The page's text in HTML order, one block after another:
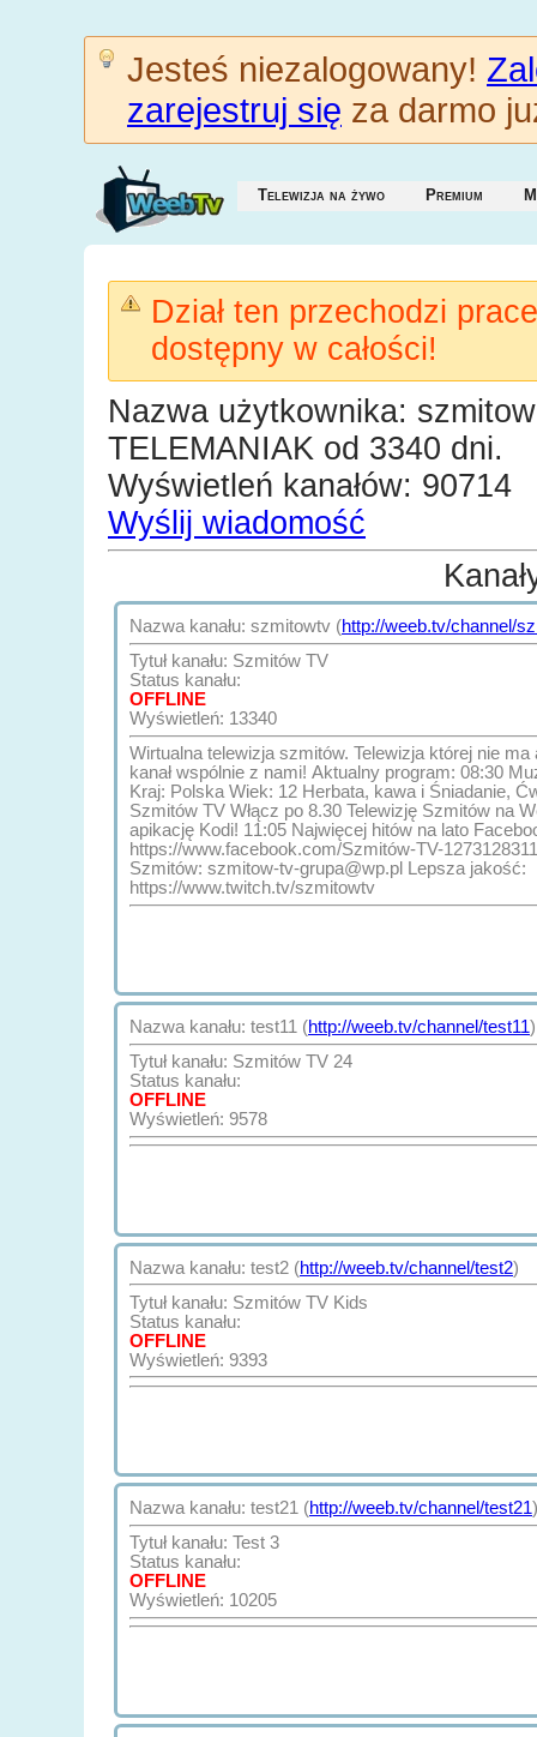
Jesteś niezalogowany!
zarejestruj się za darmo
Telewizja na żywo Premium
Dział ten przechodzi
dostępny w całości!
Nazwa użytkownika:
TELEMANIAK od 3340 dni.
Wyświetleń kanałów: 90714
Wyślij wiadomość
Nazwa kanału: szmitowtv (http://weeb.tv/channel/
Tytuł kanału: Szmitów TV
Status kanału:
OFFLINE
Wyświetleń: 13340
Wirtualna telewizja szmitów. Telewizja której nie
kanał wspólnie z nami! Aktualny program: 08:30 Muzyczny poranek Odcinek: -
Kraj: Polska Wiek: 12 Herbata, kawa i Śniadanie,
Szmitów TV Włącz po 8.30 Telewizję Szmitów na
apikację Kodi! 11:05 Najwięcej hitów na lato Facebook:
https://www.facebook.com/Szmitów-TV-127312831188335 Kontakt z
Szmitów: szmitow-tv-grupa@wp.pl Lepsza jakość:
https://www.twitch.tv/szmitowtv
Nazwa kanału: test11 (http://weeb.tv/channel/test11)
Tytuł kanału: Szmitów TV 24
Status kanału:
OFFLINE
Wyświetleń: 9578
Nazwa kanału: test2 (http://weeb.tv/channel/test2)
Tytuł kanału: Szmitów TV Kids
Status kanału:
OFFLINE
Wyświetleń: 9393
Nazwa kanału: test21 (http://weeb.tv/channel/test21)
Tytuł kanału: Test 3
Status kanału:
OFFLINE
Wyświetleń: 10205